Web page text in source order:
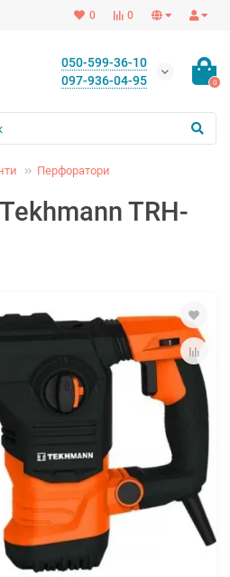
0
0
050-599-36-10
097-936-04-95
0
Перфоратори
TRH-